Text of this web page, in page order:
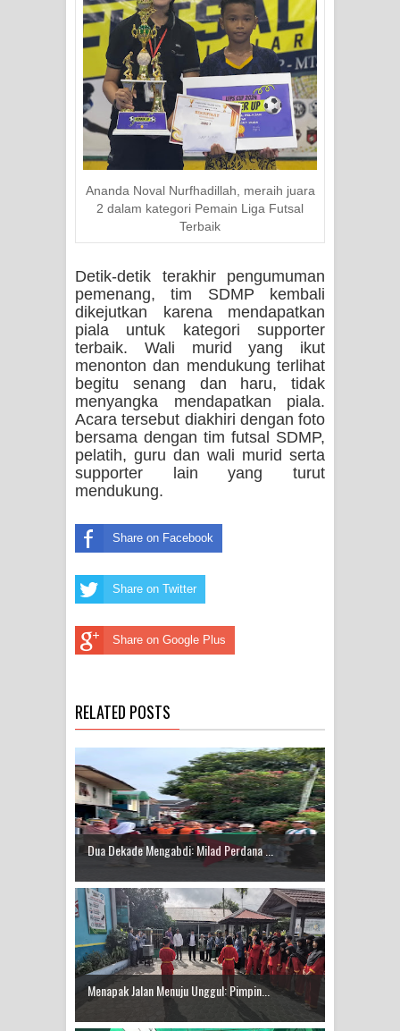
Ananda Noval Nurfhadillah, meraih juara
2 dalam kategori Pemain Liga Futsal
Terbaik
Detik-detik terakhir pengumuman
pemenang, tim SDMP kembali
dikejutkan karena mendapatkan
piala untuk kategori supporter
terbaik. Wali murid yang ikut
menonton dan mendukung terlihat
begitu senang dan haru, tidak
menyangka mendapatkan piala.
Acara tersebut diakhiri dengan foto
bersama dengan tim futsal SDMP,
pelatih, guru dan wali murid serta
supporter lain yang turut
mendukung.
Share on Facebook
Share on Twitter
Share on Google Plus
RELATED POSTS
Dua Dekade Mengabdi: Milad Perdana ...
Menapak Jalan Menuju Unggul: Pimpin...